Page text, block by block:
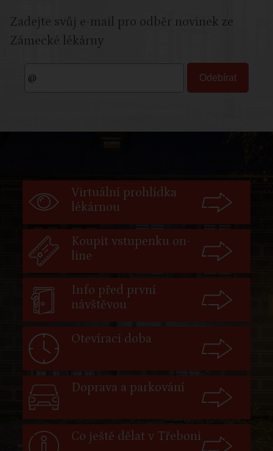
Zadejte svůj e-mail pro odběr novinek ze
Zámecké lékárny
Virtuální prohlídka
lékárnou
Koupit vstupenku on-
line
Info před první
návštěvou
Otevírací doba
Doprava a parkování
Co ještě dělat v Třeboni